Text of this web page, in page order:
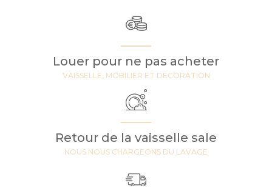
Louer pour ne pas acheter
VAISSELLE, MOBILIER ET DECORATION
Retour de la vaisselle sale
NOUS NOUS CHARGEONS DU LAVAGE